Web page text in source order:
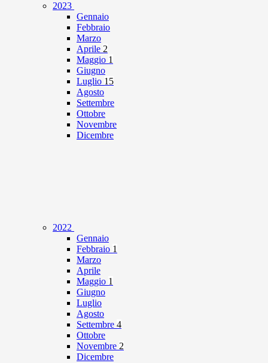
2023
Gennaio
Febbraio
Marzo
Aprile 2
Maggio 1
Giugno
Luglio 15
Agosto
Settembre
Ottobre
Novembre
Dicembre
2022
Gennaio
Febbraio 1
Marzo
Aprile
Maggio 1
Giugno
Luglio
Agosto
Settembre 4
Ottobre
Novembre 2
Dicembre